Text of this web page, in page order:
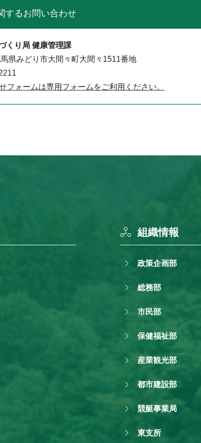
するお問い合わせ
くり局 健康管理課
県みどり市大間々町大間々1511番地
フォームは専用フォームをご利用ください。
組織情報
政策企画部
総務部
市民部
保健福祉部
産業観光部
都市建設部
競艇事業局
東支所